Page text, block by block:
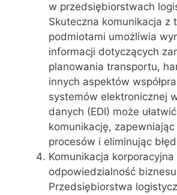
w przedsiębiorstwach
Skuteczna komunikacja z
podmiotami umożliwia
informacji dotyczących
planowania transportu,
innych aspektów
systemów elektronicznej
danych (EDI) może
komunikację,
procesów i eliminując
Komunikacja korporacyjna
odpowiedzialność
Przedsiębiorstwa